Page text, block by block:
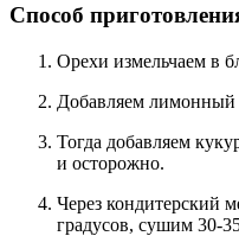
Способ
Орехи измельчаем в
Добавляем
Тогда добавляем кукурузный крахмал и какао. Вмешиваем обжаренные орехи. Важно перемешивать очень легко
и осторожно.
Через кондитерский мешок выкладываем на противень, застеленный пергаментом. В духовке, разогретой до 150
градусов, сушим 30-